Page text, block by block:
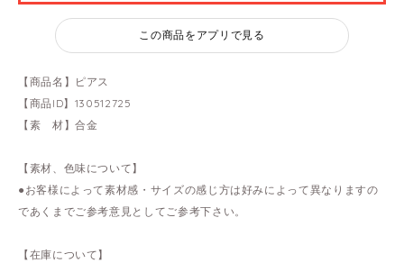
この商品をアプリで見る
【商品名】ピアス
【商品ID】130512725
【素 材】合金
【素材、色味について】
●お客様によって素材感・サイズの感じ方は好みによって異なりますの
であくまでご参考意見としてご参考下さい。
【在庫について】